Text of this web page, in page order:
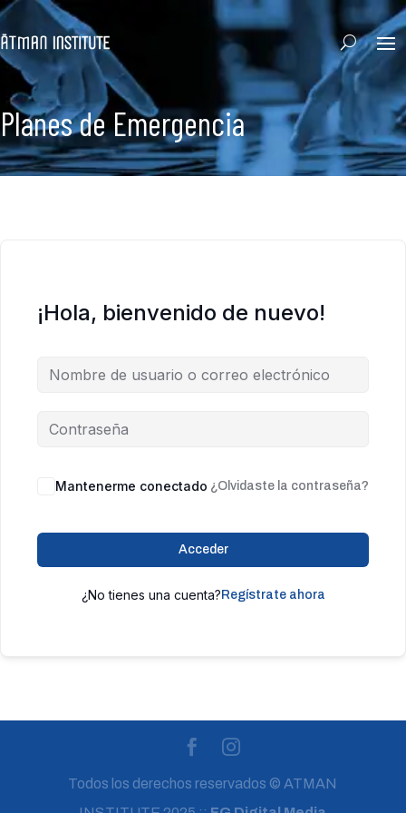
Planes de Emergencia
¡Hola, bienvenido de nuevo!
Mantenerme conectado ¿Olvidaste la contraseña?
Acceder
¿No tienes una cuenta? Regístrate ahora
Todos los derechos reservados © ATMAN